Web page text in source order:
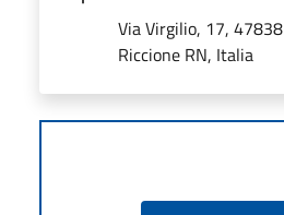
Via Virgilio, 17, 47838
Riccione RN, Italia